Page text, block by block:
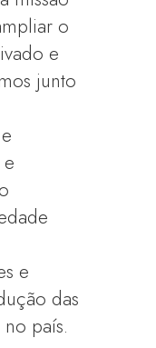
o
e
junto
e
das
país.